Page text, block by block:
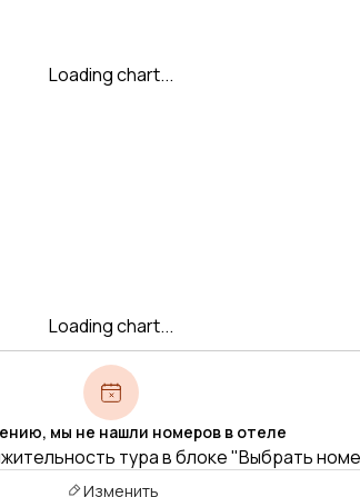
Loading chart...
Loading chart...
мы не нашли номеров в отеле
тура в блоке "Выбрать
Изменить